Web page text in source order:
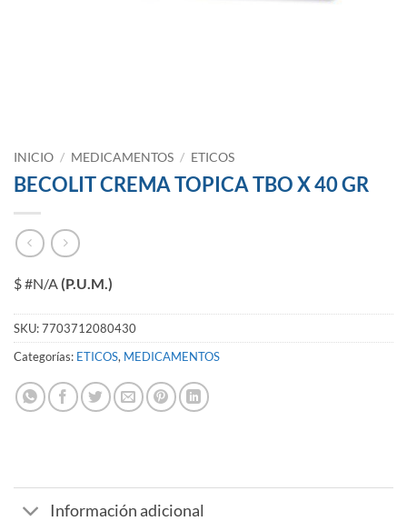
INICIO / MEDICAMENTOS / ETICOS
BECOLIT CREMA TOPICA TBO X 40 GR
$ #N/A(P.U.M.)
SKU:7703712080430
Categorías: ETICOS, MEDICAMENTOS
Información adicional